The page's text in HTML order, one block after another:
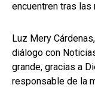
encuentren tras las
Luz Mery
diálogo con
grande, gracias a
responsable de la